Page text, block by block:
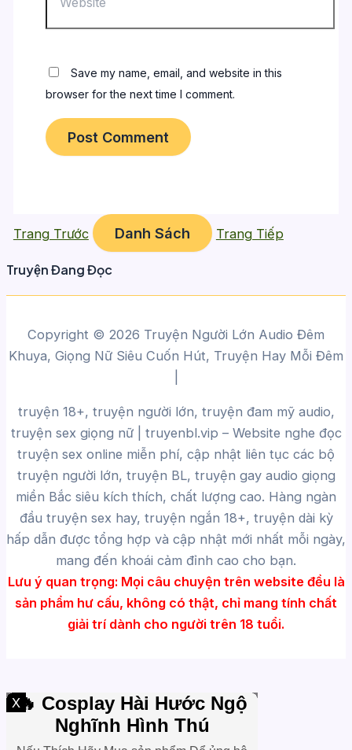
Save my name, email, and website in this
browser for the next time I comment.
Trang Trước Danh Sách Trang Tiếp
Truyện Đang Đọc
Copyright © 2026 Truyện Người Lớn Audio Đêm
Khuya, Giọng Nữ Siêu Cuốn Hút, Truyện Hay Mỗi Đêm
truyện 18+, truyện người lớn, truyện đam mỹ audio,
truyện sex giọng nữ | truyenbl.vip – Website nghe đọc
truyện sex online miễn phí, cập nhật liên tục các bộ
truyện người lớn, truyện BL, truyện gay audio giọng
miền Bắc siêu kích thích, chất lượng cao. Hàng ngàn
đầu truyện sex hay, truyện ngắn 18+, truyện dài kỳ
hấp dẫn được tổng hợp và cập nhật mới nhất mỗi ngày,
mang đến khoái cảm đỉnh cao cho bạn.
Lưu ý quan trọng: Mọi câu chuyện trên website đều là
sản phẩm hư cấu, không có thật, chỉ mang tính chất
giải trí dành cho người trên 18 tuổi.
X